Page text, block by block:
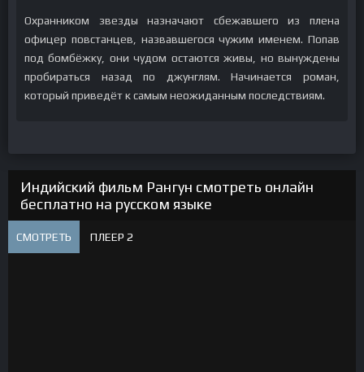
Охранником звезды назначают сбежавшего из плена
офицер повстанцев, назвавшегося чужим именем. Попав
под бомбёжку, они чудом остаются живы, но вынуждены
пробираться назад по джунглям. Начинается роман,
который приведёт к самым неожиданным последствиям.
Индийский фильм Рангун смотреть онлайн
бесплатно на русском языке
СМОТРЕТЬ ПЛЕЕР 2